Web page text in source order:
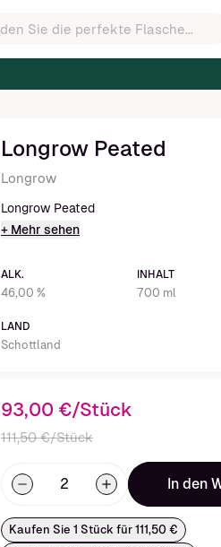
Longrow Peated
Longrow
Longrow Peated
+ Mehr sehen
ALK.
46,00 %
INHALT
700 ml
LAND
Schottland
93,00 €/Stück
111,50 €/Stück
In den
Kaufen Sie 1 Stück für 111,50 €